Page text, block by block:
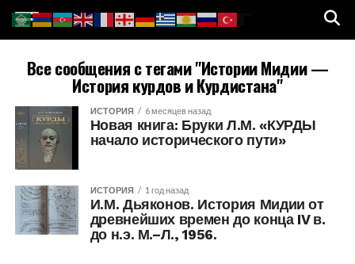
Все сообщения с тегами "Истории Мидии —
История курдов и Курдистана"
ИСТОРИЯ 6 месяцев назад
Новая книга: Бруки Л.М. «КУРДЫ
начало исторического пути»
ИСТОРИЯ 1 год назад
И.М. Дьяконов. История Мидии от
древнейших времен до конца IV в.
до н.э. М.–Л., 1956.